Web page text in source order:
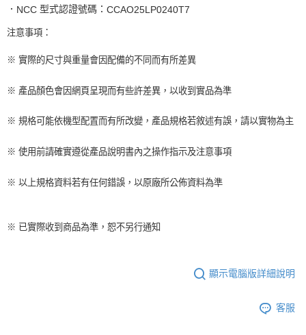
． NCC 型式認證號碼： CCAO25LP0240T7
注意事項：
※ 實際的尺寸與重量會因配備的不同而有所差異
※ 產品顏色會因網頁呈現而有些許差異，以收到實品為準
※ 規格可能依機型配置而有所改變，產品規格若敘述有誤，請以實物為主
※ 使用前請確實遵從產品說明書內之操作指示及注意事項
※ 以上規格資料若有任何錯誤，以原廠所公佈資料為準
※ 已實際收到商品為準，恕不另行通知
顯示電腦版詳細說明
客服